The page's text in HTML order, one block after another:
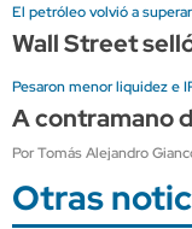
El petróleo volvió a
Wall Street
Pesaron menor liquidez e
A contramano
Por Tomás Alejandro
Otras